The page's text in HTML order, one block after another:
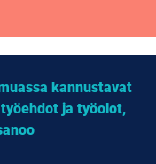
kannustavat
ja työolot,